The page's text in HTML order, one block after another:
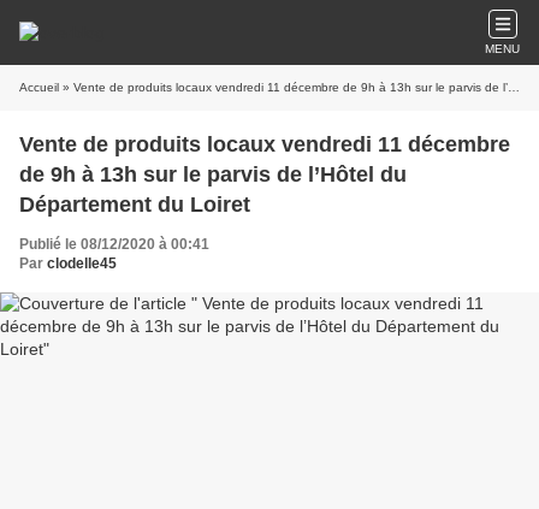
MENU
Accueil » Vente de produits locaux vendredi 11 décembre de 9h à 13h sur le parvis de l’Hôtel du Département du Loiret
Vente de produits locaux vendredi 11 décembre
de 9h à 13h sur le parvis de l’Hôtel du
Département du Loiret
Publié le 08/12/2020 à 00:41
Par clodelle45